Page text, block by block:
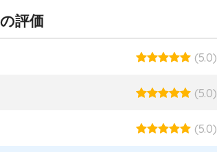
評価
(5.0)
(5.0)
(5.0)